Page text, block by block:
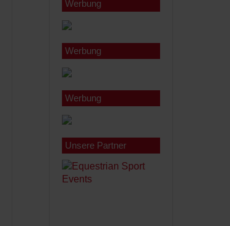
Werbung
Werbung
Werbung
Unsere Partner